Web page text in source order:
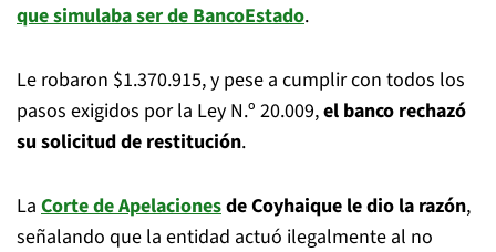
que simulaba ser de BancoEstado.
Le robaron $1.370.915, y pese a cumplir con todos los
pasos exigidos por la Ley N.º 20.009,el banco rechazó
su solicitud de restitución.
La Corte de Apelacionesde Coyhaique le dio la razón,
señalando que la entidad actuó ilegalmente al no